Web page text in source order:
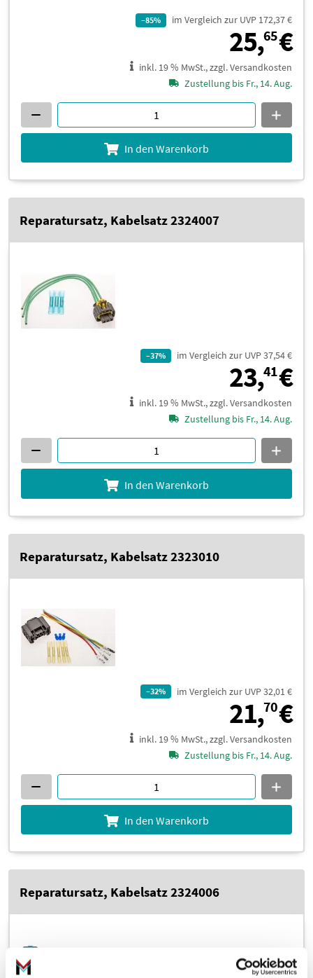
–85% im Vergleich zur UVP 172,37 €
25,65€
inkl. 19 % MwSt., zzgl. Versandkosten
Zustellung bis Fr., 14. Aug.
In den Warenkorb
Reparatursatz, Kabelsatz 2324007
–37% im Vergleich zur UVP 37,54 €
23,41€
inkl. 19 % MwSt., zzgl. Versandkosten
Zustellung bis Fr., 14. Aug.
In den Warenkorb
Reparatursatz, Kabelsatz 2323010
–32% im Vergleich zur UVP 32,01 €
21,70€
inkl. 19 % MwSt., zzgl. Versandkosten
Zustellung bis Fr., 14. Aug.
In den Warenkorb
Reparatursatz, Kabelsatz 2324006